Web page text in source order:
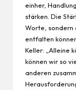
einher,
stärken. Die
Worte, sondern
entfalten
Keller: „Alleine
können wir so
anderen